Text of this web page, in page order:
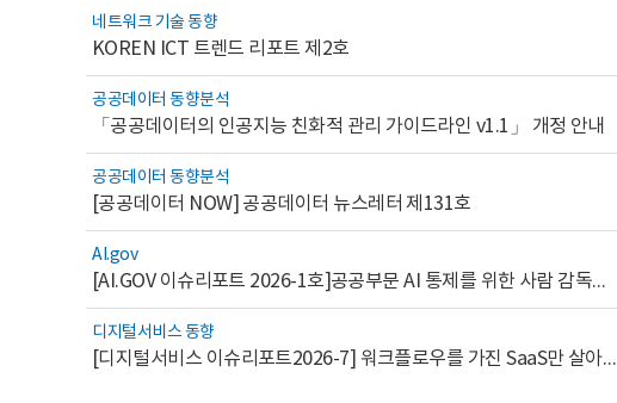
네트워크 기술 동향
KOREN ICT 트렌드 리포트 제2호
공공데이터 동향분석
「공공데이터의 인공지능 친화적 관리 가이드라인 v1.1」 개정 안내
공공데이터 동향분석
[공공데이터 NOW] 공공데이터 뉴스레터 제131호
AI.gov
[AI.GOV 이슈리포트 2026-1호]공공부문 AI 통제를 위한 사람 감독의 해외 사례 분석 및 시사점
디지털서비스 동향
[디지털서비스 이슈리포트2026-7] 워크플로우를 가진 SaaS만 살아남는다